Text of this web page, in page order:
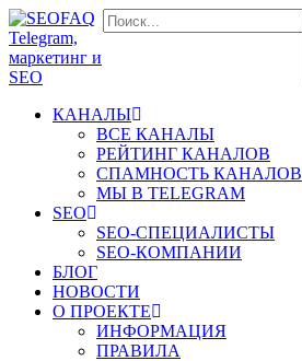
КАНАЛЫ
ВСЕ КАНАЛЫ
РЕЙТИНГ КАНАЛОВ
СПАМНОСТЬ КАНАЛОВ
МЫ В TELEGRAM
SEO
SEO-СПЕЦИАЛИСТЫ
SEO-КОМПАНИИ
БЛОГ
НОВОСТИ
О ПРОЕКТЕ
ИНФОРМАЦИЯ
ПРАВИЛА